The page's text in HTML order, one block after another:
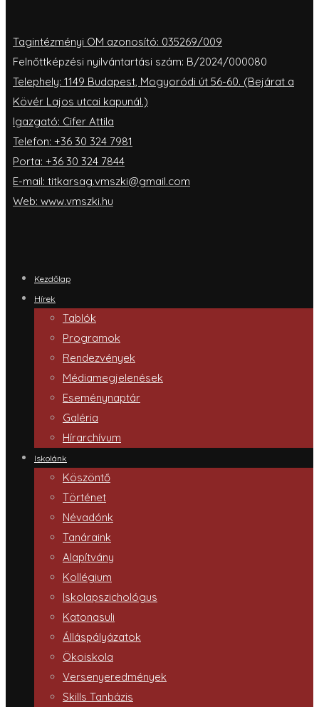
Tagintézményi OM azonosító: 035269/009
Felnőttképzési nyilvántartási szám: B/2024/000080
Telephely: 1149 Budapest, Mogyoródi út 56-60. (Bejárat a
Kövér Lajos utcai kapunál.)
Igazgató: Cifer Attila
Telefon: +36 30 324 7981
Porta: +36 30 324 7844
E-mail: titkarsag.vmszki@gmail.com
Web: www.vmszki.hu
Kezdőlap
Hírek
Tablók
Programok
Rendezvények
Médiamegjelenések
Eseménynaptár
Galéria
Hírarchívum
Iskolánk
Köszöntő
Történet
Névadónk
Tanáraink
Alapítvány
Kollégium
Iskolapszichológus
Katonasuli
Álláspályázatok
Ökoiskola
Versenyeredmények
Skills Tanbázis